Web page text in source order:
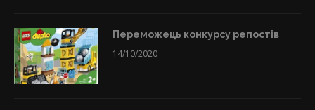
Переможець конкурсу репостів
14/10/2020